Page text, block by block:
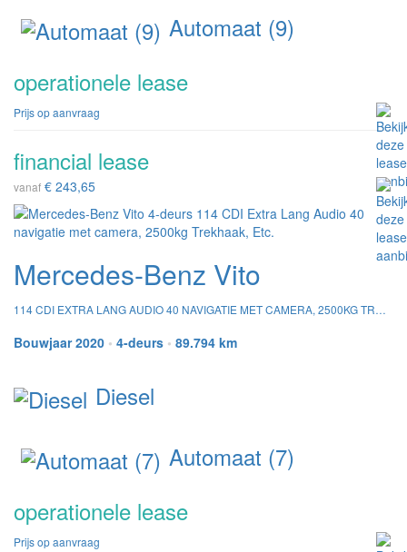
Automaat (9)
operationele lease
Prijs op aanvraag
financial lease
vanaf € 243,65
Mercedes-Benz Vito
114 CDI EXTRA LANG AUDIO 40 NAVIGATIE MET CAMERA, 2500KG TREKHAAK, ETC.
Bouwjaar 2020 • 4-deurs • 89.794 km
Diesel
Automaat (7)
operationele lease
Prijs op aanvraag